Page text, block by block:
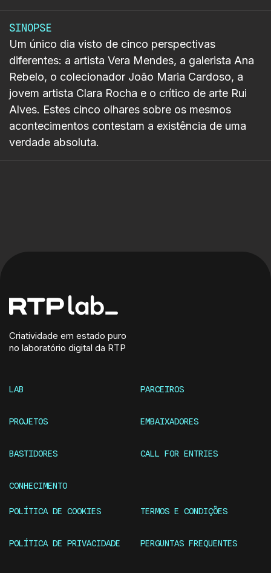
SINOPSE
Um único dia visto de cinco perspectivas
diferentes: a artista Vera Mendes, a galerista Ana
Rebelo, o colecionador João Maria Cardoso, a
jovem artista Clara Rocha e o crítico de arte Rui
Alves. Estes cinco olhares sobre os mesmos
acontecimentos contestam a existência de uma
verdade absoluta.
Criatividade em estado puro
no laboratório digital da RTP
LAB
PROJETOS
BASTIDORES
CONHECIMENTO
PARCEIROS
EMBAIXADORES
CALL FOR ENTRIES
POLÍTICA DE COOKIES
POLÍTICA DE PRIVACIDADE
TERMOS E CONDIÇÕES
PERGUNTAS FREQUENTES